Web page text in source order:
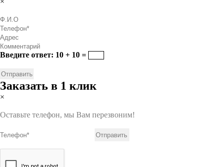
Введите ответ: 10 + 10 =
Заказать в 1 клик
×
Оставьте телефон, мы Вам перезвоним!